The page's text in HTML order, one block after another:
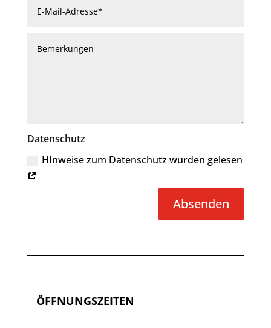
Datenschutz
HInweise zum Datenschutz wurden gelesen
Absenden
ÖFFNUNGSZEITEN